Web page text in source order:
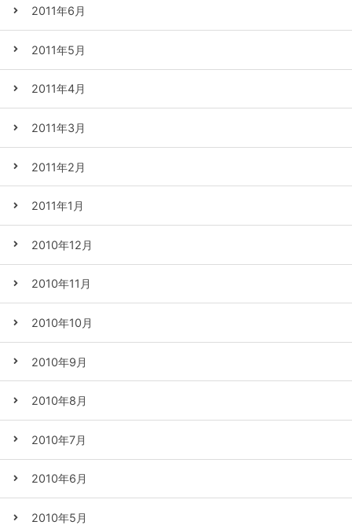
2011年6月
2011年5月
2011年4月
2011年3月
2011年2月
2011年1月
2010年12月
2010年11月
2010年10月
2010年9月
2010年8月
2010年7月
2010年6月
2010年5月